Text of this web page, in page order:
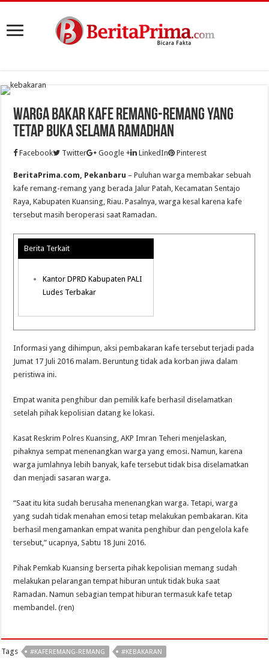
Warga Bakar Kafe Remang-Remang Yang
Tetap Buka Selama Ramadhan
Facebook Twitter Google + LinkedIn Pinterest
BeritaPrima.com, Pekanbaru – Puluhan warga membakar sebuah
kafe remang-remang yang berada Jalur Patah, Kecamatan Sentajo
Raya, Kabupaten Kuansing, Riau. Pasalnya, warga kesal karena kafe
tersebut masih beroperasi saat Ramadan.
Berita Terkait
Kantor DPRD Kabupaten PALI
Ludes Terbakar
Informasi yang dihimpun, aksi pembakaran kafe tersebut terjadi pada
Jumat 17 Juli 2016 malam. Beruntung tidak ada korban jiwa dalam
peristiwa ini.
Empat wanita penghibur dan pemilik kafe berhasil diselamatkan
setelah pihak kepolisian datang ke lokasi.
Kasat Reskrim Polres Kuansing, AKP Imran Teheri menjelaskan,
pihaknya sempat menenangkan warga yang emosi. Namun, karena
warga jumlahnya lebih banyak, kafe tersebut tidak bisa diselamatkan
dan menjadi sasaran warga.
“Saat itu kita sudah berusaha menenangkan warga. Tetapi, warga
yang sudah tidak menahan emosi tetap melakukan pembakaran. Kita
berhasil mengamankan empat wanita penghibur dan pengelola kafe
tersebut,” ucapnya, Sabtu 18 Juni 2016.
Pihak Pemkab Kuansing berserta pihak kepolisian memang sudah
melakukan pelarangan tempat hiburan untuk tidak buka saat
Ramadan. Namun sebagian tempat hiburan termasuk kafe tetap
membandel. (ren)
Tags #KAFEREMANG-REMANG #KEBAKARAN